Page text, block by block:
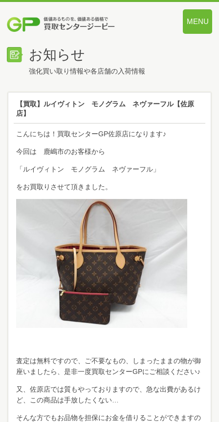
MENU
お知らせ
強化買い取り情報や各店舗の入荷情報
【買取】ルイヴィトン モノグラム ネヴァーフル【佐原
店】
こんにちは！買取センターGP佐原店になります♪
今回は 鹿嶋市のお客様から
「ルイヴィトン モノグラム ネヴァーフル」
をお買取りさせて頂きました。
査定は無料ですので、ご不要なもの、しまったままの物が御
座いましたら、是非一度買取センターGPにご相談ください♪
又、佐原店では質もやっておりますので、急な出費があるけ
ど、この商品は手放したくない…
そんな方でもお品物を担保にお金を借りることができますの